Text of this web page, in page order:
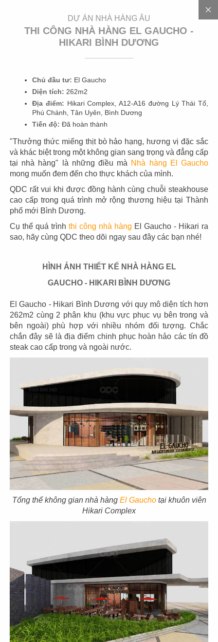
DỰ ÁN NHÀ HÀNG ÂU
THI CÔNG NHÀ HÀNG EL GAUCHO -
HIKARI BÌNH DƯƠNG
Chủ đầu tư: El Gaucho
Diện tích: 262m2
Địa điểm: Hikari Complex, A12-A16 đường Lý Thái Tổ,
Phú Chánh, Tân Uyên, Bình Dương
Tiến độ: Đã hoàn thành
"Thưởng thức miếng thịt bò hảo hạng, hương vị đặc sắc
và khác biệt trong một không gian sang trọng và đẳng cấp
tại nhà hàng" là những điều mà Nhà hàng El Gaucho
mong muốn đem đến cho thực khách của mình.
QDC rất vui khi được đồng hành cùng chuỗi steakhouse
cao cấp trong quá trình mở rộng thương hiệu tại Thành
phố mới Bình Dương.
Cụ thể quá trình thi công nhà hàng El Gaucho - Hikari ra
sao, hãy cùng QDC theo dõi ngay sau đây các bạn nhé!
HÌNH ẢNH THIẾT KẾ NHÀ HÀNG EL
GAUCHO - HIKARI BÌNH DƯƠNG
El Gaucho - Hikari Bình Dương với quy mô diện tích hơn
262m2 cùng 2 phân khu (khu vực phục vụ bên trong và
bên ngoài) phù hợp với nhiều nhóm đối tượng. Chắc
chắn đây sẽ là địa điểm chinh phục hoàn hảo các tín đồ
steak cao cấp trong và ngoài nước.
Tổng thể không gian nhà hàng El Gauchotại khuôn viên
Hikari Complex
300 +
01
HIGHLANDS
CN Cát Lái
02
HIGHLANDS
CN Sunwah Pearl
04
KATINAT
KATINAT
CN Waterbus
CHEESE COFFEE
CN Đà Nẵng
07
KOI THÉ
CN Tân Sơn Nhì
08
KOI THÉ
CN Pearl Plaza
KOI THÉ
CN Nguyễn Tri Phương
10
KOI THÉ
CN Estella